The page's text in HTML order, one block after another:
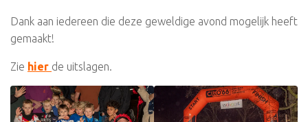
Dank aan iedereen die deze geweldige avond mogelijk heeft
gemaakt!
Zie hier de uitslagen.